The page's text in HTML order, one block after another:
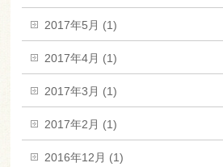
2017年5月 (1)
2017年4月 (1)
2017年3月 (1)
2017年2月 (1)
2016年12月 (1)